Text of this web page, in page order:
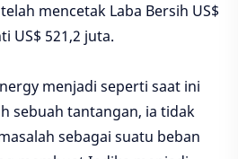
mencetak Laba Bersih US$
US$ 521,2 juta.
menjadi seperti saat ini
sebuah tantangan, ia tidak
sebagai suatu beban